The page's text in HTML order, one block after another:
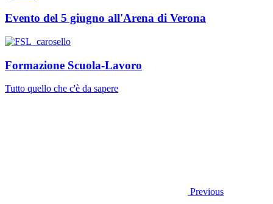
Evento del 5 giugno all'Arena di Verona
Formazione Scuola-Lavoro
Tutto quello che c'è da sapere
Previous